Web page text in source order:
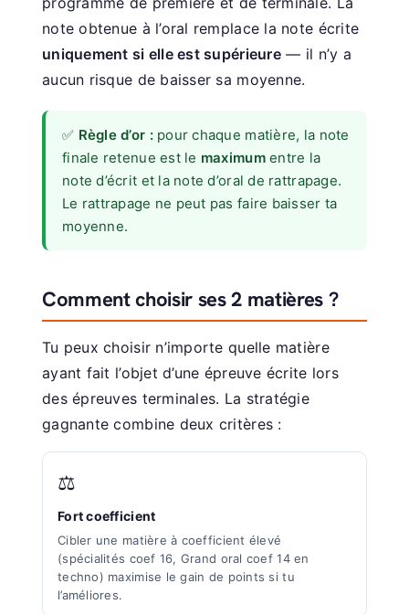
note obtenue à l’oral remplace la note écrite
uniquement si elle est supérieure— il n’y a
aucun risque de baisser sa moyenne.
✅ Règle d’or :pour chaque matière, la note
finale retenue est le maximumentre la
note d’écrit et la note d’oral de rattrapage.
Le rattrapage ne peut pas faire baisser ta
moyenne.
Comment choisir ses 2 matières ?
Tu peux choisir n’importe quelle matière
ayant fait l’objet d’une épreuve écrite lors
des épreuves terminales. La stratégie
gagnante combine deux critères :
⚖️
Fort coefficient
Cibler une matière à coefficient élevé
(spécialités coef 16, Grand oral coef 14 en
techno) maximise le gain de points si tu
l’améliores.